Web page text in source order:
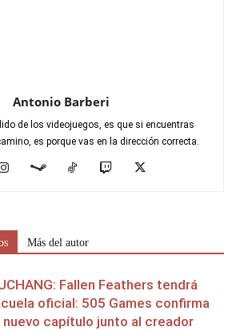
Antonio Barberi
de los videojuegos, es que si encuentras
es porque vas en la dirección correcta.
Más del autor
Fallen Feathers tendrá
oficial: 505 Games confirma
nuevo capítulo junto al creador